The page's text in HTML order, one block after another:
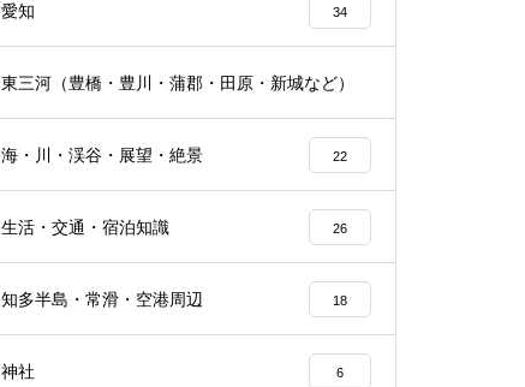
愛知 34
東三河（豊橋・豊川・蒲郡・田原・新城など）
海・川・渓谷・展望・絶景 22
生活・交通・宿泊知識 26
知多半島・常滑・空港周辺 18
神社 6